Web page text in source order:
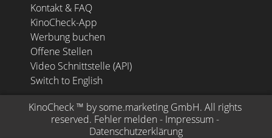
Kontakt & FAQ
KinoCheck-App
Werbung buchen
Offene Stellen
Video Schnittstelle (API)
Switch to English
KinoCheck ™ by some.marketing GmbH. All rights
reserved. Fehler melden - Impressum -
Datenschutzerklärung